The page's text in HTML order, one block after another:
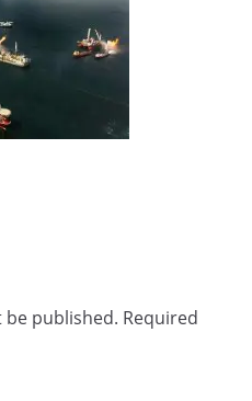
published. Required